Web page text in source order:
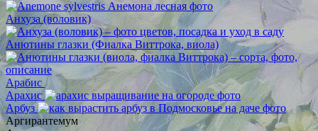
Анхуза (воловик)
Анютины глазки (Фиалка Виттрока, виола)
Арабис
Арахис
Арбуз
Аргирантемум